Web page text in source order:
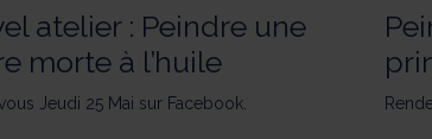
atelier : Peindre une
morte à l’huile
Jeudi 25 Mai sur Facebook.